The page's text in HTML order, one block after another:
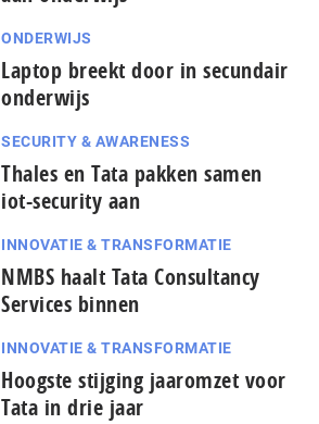
ONDERWIJS
Laptop breekt door in secundair
onderwijs
SECURITY & AWARENESS
Thales en Tata pakken samen
iot-security aan
INNOVATIE & TRANSFORMATIE
NMBS haalt Tata Consultancy
Services binnen
INNOVATIE & TRANSFORMATIE
Hoogste stijging jaaromzet voor
Tata in drie jaar